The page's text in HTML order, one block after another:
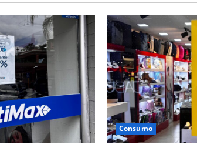
Consumo